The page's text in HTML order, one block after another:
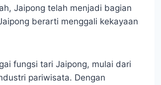
Jaipong telah menjadi bagian
berarti menggali kekayaan
fungsi tari Jaipong, mulai dari
pariwisata. Dengan